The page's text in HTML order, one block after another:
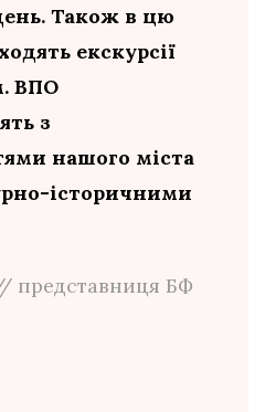
Також в цю
екскурсії
ВПО
з
нашого міста
історичними
представниця БФ